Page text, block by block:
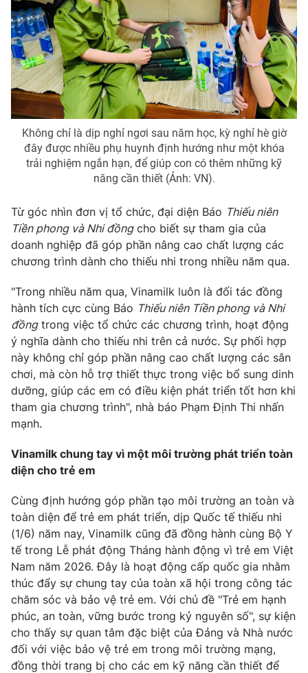
Không chỉ là dịp nghỉ ngơi sau năm học, kỳ nghỉ hè giờ
đây được nhiều phụ huynh định hướng như một khóa
trải nghiệm ngắn hạn, để giúp con có thêm những kỹ
năng cần thiết (Ảnh: VN).
Từ góc nhìn đơn vị tổ chức, đại diện Báo Thiếu niên
Tiền phong và Nhi đồngcho biết sự tham gia của
doanh nghiệp đã góp phần nâng cao chất lượng các
chương trình dành cho thiếu nhi trong nhiều năm qua.
"Trong nhiều năm qua, Vinamilk luôn là đối tác đồng
hành tích cực cùng Báo Thiếu niên Tiền phong và Nhi
đồngtrong việc tổ chức các chương trình, hoạt động
ý nghĩa dành cho thiếu nhi trên cả nước. Sự phối hợp
này không chỉ góp phần nâng cao chất lượng các sân
chơi, mà còn hỗ trợ thiết thực trong việc bổ sung dinh
dưỡng, giúp các em có điều kiện phát triển tốt hơn khi
tham gia chương trình", nhà báo Phạm Định Thi nhấn
mạnh.
Vinamilk chung tay vì một môi trường phát triển toàn
diện cho trẻ em
Cùng định hướng góp phần tạo môi trường an toàn và
toàn diện để trẻ em phát triển, dịp Quốc tế thiếu nhi
(1/6) năm nay, Vinamilk cũng đã đồng hành cùng Bộ Y
tế trong Lễ phát động Tháng hành động vì trẻ em Việt
Nam năm 2026. Đây là hoạt động cấp quốc gia nhằm
thúc đẩy sự chung tay của toàn xã hội trong công tác
chăm sóc và bảo vệ trẻ em. Với chủ đề "Trẻ em hạnh
phúc, an toàn, vững bước trong kỷ nguyên số", sự kiện
cho thấy sự quan tâm đặc biệt của Đảng và Nhà nước
đối với việc bảo vệ trẻ em trong môi trường mạng,
đồng thời trang bị cho các em kỹ năng cần thiết để